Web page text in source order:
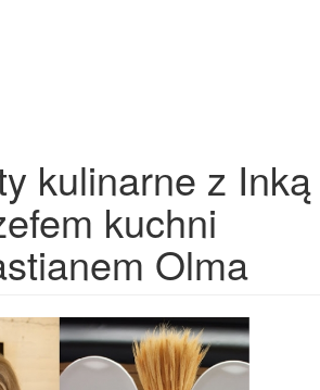
kulinarne z Inką
kuchni
Olma